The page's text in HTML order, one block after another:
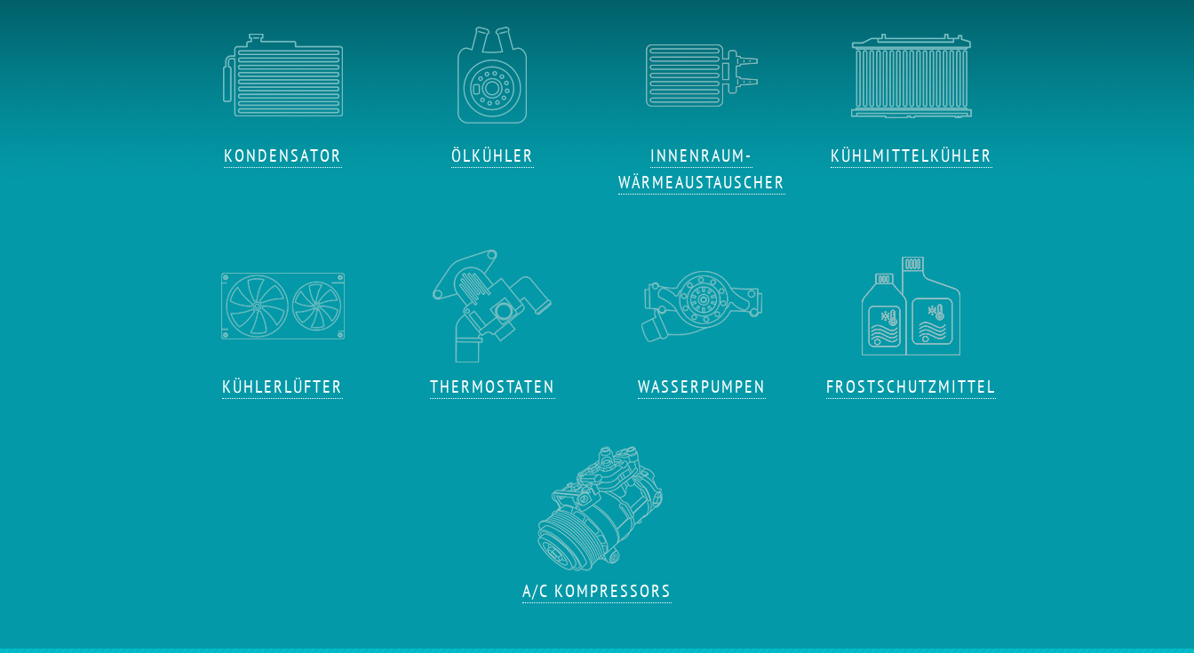
KONDENSATOR ÖLKÜHLER
INNENRAUM-
WÄRMEAUSTAUSCHER
KÜHLMITTELKÜHLER
KÜHLERLÜFTER THERMOSTATEN WASSERPUMPEN FROSTSCHUTZMITTEL
A/C KOMPRESSORS